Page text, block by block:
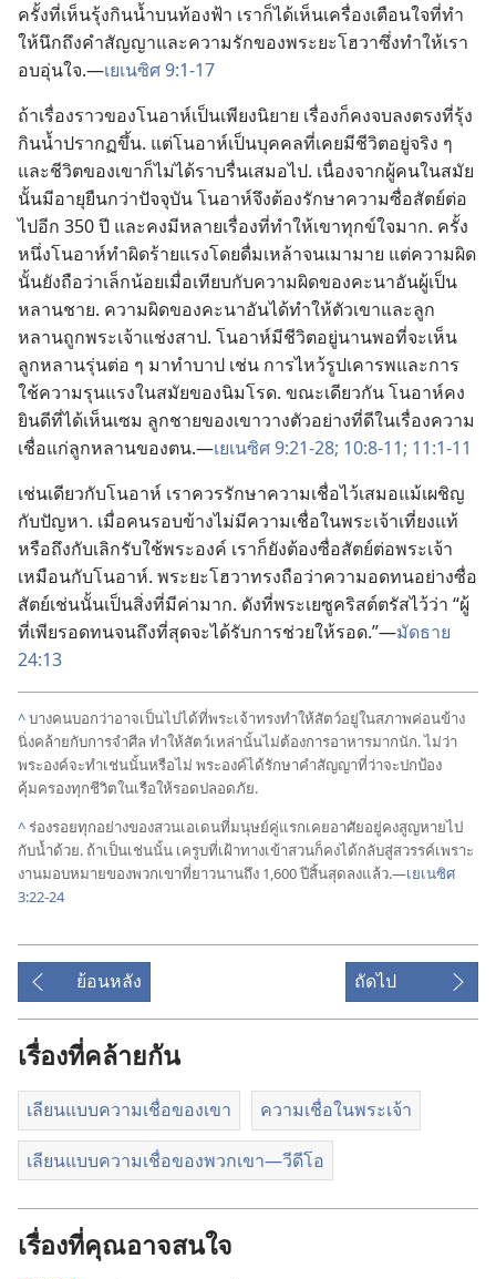
ครั้ง​ที่​เห็น​รุ้ง​กิน​น้ำ​บน​ท้องฟ้า เรา​ก็​ได้​เห็น​เครื่อง​เตือน​ใจ​ที่​ทำ​
ให้​นึก​ถึง​คำ​สัญญา​และ​ความ​รัก​ของ​พระ​ยะโฮวา​ซึ่ง​ทำ​ให้​เรา​
อบอุ่น​ใจ.—เยเนซิศ 9:1-17
ถ้า​เรื่อง​ราว​ของ​โนอาห์​เป็น​เพียง​นิยาย เรื่อง​ก็​คง​จบ​ลง​ตรง​ที่​รุ้ง​
กิน​น้ำ​ปรากฏ​ขึ้น. แต่​โนอาห์​เป็น​บุคคล​ที่​เคย​มี​ชีวิต​อยู่​จริง ๆ
และ​ชีวิต​ของ​เขา​ก็​ไม่​ได้​ราบรื่น​เสมอ​ไป. เนื่อง​จาก​ผู้​คน​ใน​สมัย​
นั้น​มี​อายุ​ยืน​กว่า​ปัจจุบัน โนอาห์​จึง​ต้อง​รักษา​ความ​ซื่อ​สัตย์​ต่อ​
ไป​อีก 350 ปี และ​คง​มี​หลาย​เรื่อง​ที่​ทำ​ให้​เขา​ทุกข์​ใจ​มาก. ครั้ง​
หนึ่ง​โนอาห์​ทำ​ผิด​ร้ายแรง​โดย​ดื่ม​เหล้า​จน​เมา​มาย แต่​ความ​ผิด​
นั้น​ยัง​ถือ​ว่า​เล็ก​น้อย​เมื่อ​เทียบ​กับ​ความ​ผิด​ของ​คะนาอัน​ผู้​เป็น​
หลาน​ชาย. ความ​ผิด​ของ​คะนาอัน​ได้​ทำ​ให้​ตัว​เขา​และ​ลูก​
หลาน​ถูก​พระเจ้า​แช่ง​สาป. โนอาห์​มี​ชีวิต​อยู่​นาน​พอ​ที่​จะ​เห็น​
ลูก​หลาน​รุ่น​ต่อ ๆ มา​ทำ​บาป เช่น การ​ไหว้​รูป​เคารพ​และ​การ​
ใช้​ความ​รุนแรง​ใน​สมัย​ของ​นิมโรด. ขณะ​เดียว​กัน โนอาห์​คง​
ยินดี​ที่​ได้​เห็น​เซม ลูก​ชาย​ของ​เขา​วาง​ตัว​อย่าง​ที่​ดี​ใน​เรื่อง​ความ​
เชื่อ​แก่​ลูก​หลาน​ของ​ตน.—เยเนซิศ 9:21-28; 10:8-11; 11:1-11
เช่น​เดียว​กับ​โนอาห์ เรา​ควร​รักษา​ความ​เชื่อ​ไว้​เสมอ​แม้​เผชิญ​
กับ​ปัญหา. เมื่อ​คน​รอบ​ข้าง​ไม่​มี​ความ​เชื่อ​ใน​พระเจ้า​เที่ยง​แท้​
หรือ​ถึง​กับ​เลิก​รับใช้​พระองค์ เรา​ก็​ยัง​ต้อง​ซื่อ​สัตย์​ต่อ​พระเจ้า​
เหมือน​กับ​โนอาห์. พระ​ยะโฮวา​ทรง​ถือ​ว่า​ความ​อด​ทน​อย่าง​ซื่อ​
สัตย์​เช่น​นั้น​เป็น​สิ่ง​ที่​มี​ค่า​มาก. ดัง​ที่​พระ​เยซู​คริสต์​ตรัส​ไว้​ว่า “ผู้​
ที่​เพียร​อด​ทน​จน​ถึง​ที่​สุด​จะ​ได้​รับ​การ​ช่วย​ให้​รอด.”—มัดธาย
24:13
^บาง​คน​บอก​ว่า​อาจ​เป็น​ไป​ได้​ที่​พระเจ้า​ทรง​ทำ​ให้​สัตว์​อยู่​ใน​สภาพ​ค่อนข้าง​
นิ่ง​คล้าย​กับ​การ​จำศีล ทำ​ให้​สัตว์​เหล่า​นั้น​ไม่​ต้องการ​อาหาร​มาก​นัก. ไม่​ว่า​
พระองค์​จะ​ทำ​เช่น​นั้น​หรือ​ไม่ พระองค์​ได้​รักษา​คำ​สัญญา​ที่​ว่า​จะ​ปก​ป้อง​
คุ้มครอง​ทุก​ชีวิต​ใน​เรือ​ให้​รอด​ปลอด​ภัย.
^ ร่องรอย​ทุก​อย่าง​ของ​สวน​เอเดน​ที่​มนุษย์​คู่​แรก​เคย​อาศัย​อยู่​คง​สูญ​หาย​ไป​
กับ​น้ำ​ด้วย. ถ้า​เป็น​เช่น​นั้น เครูบ​ที่​เฝ้า​ทาง​เข้า​สวน​ก็​คง​ได้​กลับ​สู่​สวรรค์​เพราะ​
งาน​มอบหมาย​ของ​พวก​เขา​ที่​ยาว​นาน​ถึง 1,600 ปี​สิ้น​สุด​ลง​แล้ว.—เยเนซิศ
3:22-24
ย้อนหลัง ถัดไป
เรื่องที่คล้ายกัน
เลียนแบบความเชื่อของเขา ความเชื่อในพระเจ้า
เลียน​แบบ​ความ​เชื่อ​ของ​พวก​เขา—วีดีโอ
เรื่องที่คุณอาจสนใจ